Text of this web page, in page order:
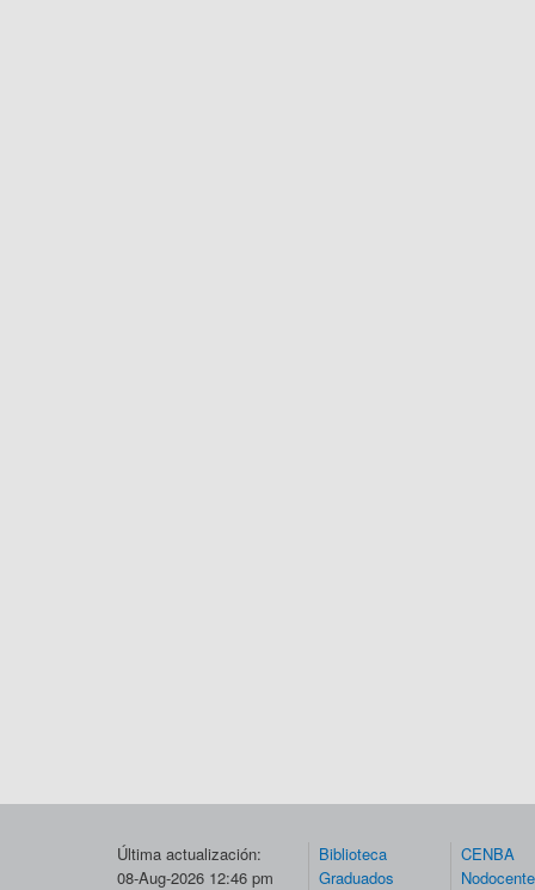
Última actualización:
08-Aug-2026 12:46 pm
Biblioteca
Graduados
CENBA